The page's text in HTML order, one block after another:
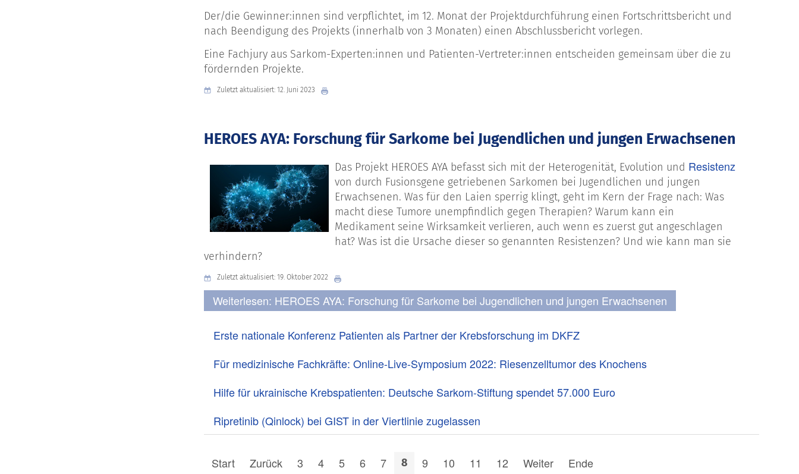
Der/die Gewinner:innen sind verpflichtet, im 12. Monat der Projektdurchführung einen Fortschrittsbericht und
nach Beendigung des Projekts (innerhalb von 3 Monaten) einen Abschlussbericht vorlegen.
Eine Fachjury aus Sarkom-Experten:innen und Patienten-Vertreter:innen entscheiden gemeinsam über die zu
fördernden Projekte.
Zuletzt aktualisiert: 12. Juni 2023
HEROES AYA: Forschung für Sarkome bei Jugendlichen und jungen Erwachsenen
Das Projekt HEROES AYA befasst sich mit der Heterogenität, Evolution und Resistenz
von durch Fusionsgene getriebenen Sarkomen bei Jugendlichen und jungen
Erwachsenen. Was für den Laien sperrig klingt, geht im Kern der Frage nach: Was
macht diese Tumore unempfindlich gegen Therapien? Warum kann ein
Medikament seine Wirksamkeit verlieren, auch wenn es zuerst gut angeschlagen
hat? Was ist die Ursache dieser so genannten Resistenzen? Und wie kann man sie
verhindern?
Zuletzt aktualisiert: 19. Oktober 2022
Weiterlesen: HEROES AYA: Forschung für Sarkome bei Jugendlichen und jungen Erwachsenen
Erste nationale Konferenz Patienten als Partner der Krebsforschung im DKFZ
Für medizinische Fachkräfte: Online-Live-Symposium 2022: Riesenzelltumor des Knochens
Hilfe für ukrainische Krebspatienten: Deutsche Sarkom-Stiftung spendet 57.000 Euro
Ripretinib (Qinlock) bei GIST in der Viertlinie zugelassen
Start Zurück 3 4 5 6 7 8 9 10 11 12 Weiter Ende